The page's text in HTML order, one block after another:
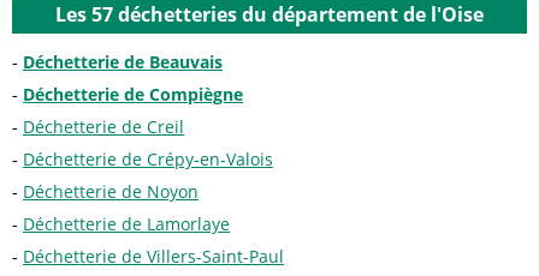
Les 57 déchetteries du département de l'Oise
Déchetterie de Beauvais
Déchetterie de Compiègne
Déchetterie de Creil
Déchetterie de Crépy-en-Valois
Déchetterie de Noyon
Déchetterie de Lamorlaye
Déchetterie de Villers-Saint-Paul